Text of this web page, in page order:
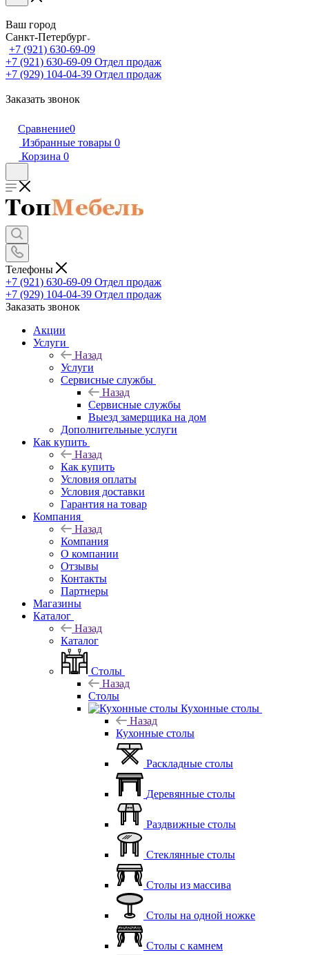
Ваш город
Санкт-Петербург
+7 (921) 630-69-09
+7 (921) 630-69-09 Отдел продаж
+7 (929) 104-04-39 Отдел продаж
Заказать звонок
Сравнение0
Избранные товары 0
Корзина 0
Телефоны
+7 (921) 630-69-09 Отдел продаж
+7 (929) 104-04-39 Отдел продаж
Заказать звонок
Акции
Услуги
Назад
Услуги
Сервисные службы
Назад
Сервисные службы
Выезд замерщика на дом
Дополнительные услуги
Как купить
Назад
Как купить
Условия оплаты
Условия доставки
Гарантия на товар
Компания
Назад
Компания
О компании
Отзывы
Контакты
Партнеры
Магазины
Каталог
Назад
Каталог
Столы
Назад
Столы
Кухонные столы
Назад
Кухонные столы
Раскладные столы
Деревянные столы
Раздвижные столы
Стеклянные столы
Столы из массива
Столы на одной ножке
Столы с камнем